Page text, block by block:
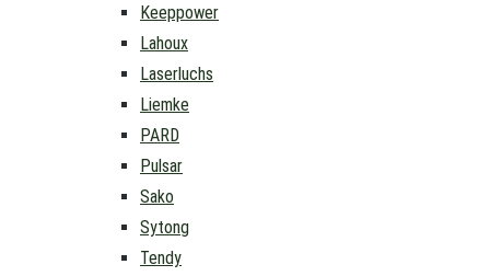
Keeppower
Lahoux
Laserluchs
Liemke
PARD
Pulsar
Sako
Sytong
Tendy